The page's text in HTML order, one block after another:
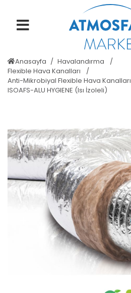
Anasayfa
Havalandırma
Flexible Hava Kanalları
Anti-Mikrobiyal Flexible Hava Kanalları
ISOAFS-ALU HYGIENE (Isı İzoleli)